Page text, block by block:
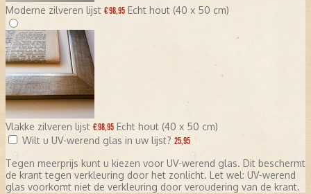
Moderne zilveren lijst € 98,95 Echt hout (40 x 50 cm)
Vlakke zilveren lijst € 98,95 Echt hout (40 x 50 cm)
Wilt u UV-werend glas in uw lijst? 25,95
Tegen meerprijs kunt u kiezen voor UV-werend glas. Dit beschermt
de krant tegen verkleuring door het zonlicht. Let wel: UV-werend
glas voorkomt niet de verkleuring door veroudering van de krant.